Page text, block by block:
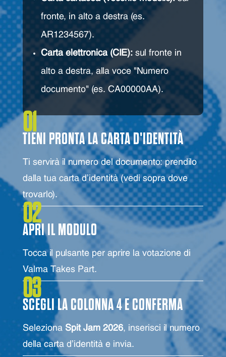
fronte, in alto a destra (es.
AR1234567).
Carta elettronica (CIE): sul fronte in
alto a destra, alla voce "Numero
documento" (es. CA00000AA).
01
TIENI PRONTA LA CARTA D'IDENTITÀ
Ti servirà il numero del documento: prendilo
dalla tua carta d'identità (vedi sopra dove
trovarlo).
02
APRI IL MODULO
Tocca il pulsante per aprire la votazione di
Valma Takes Part.
03
SCEGLI LA COLONNA 4 E CONFERMA
Seleziona Spit Jam 2026, inserisci il numero
della carta d'identità e invia.